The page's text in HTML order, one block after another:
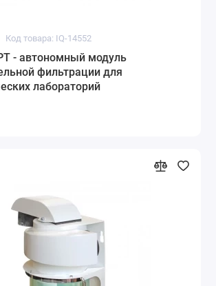
Код товара: IQ-14552
- автономный модуль
фильтрации для
лабораторий